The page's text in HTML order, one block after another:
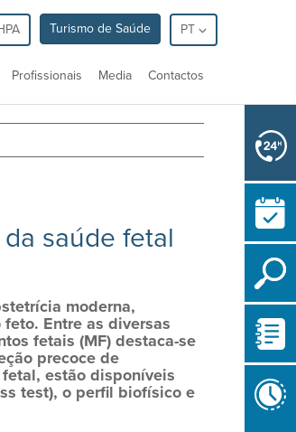
Turismo de Saúde PT
Profissionais Media Contactos
saúde fetal
moderna,
Entre as diversas
fetais (MF) destaca-se
precoce de
estão disponíveis
test), o perfil biofísico e